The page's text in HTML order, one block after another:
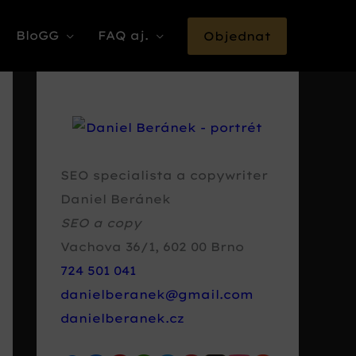
BloGG FAQ aj. Objednat
SEO specialista a copywriter
Daniel Beránek
SEO a copy
Vachova 36/1, 602 00 Brno
724 501 041
danielberanek@gmail.com
danielberanek.cz